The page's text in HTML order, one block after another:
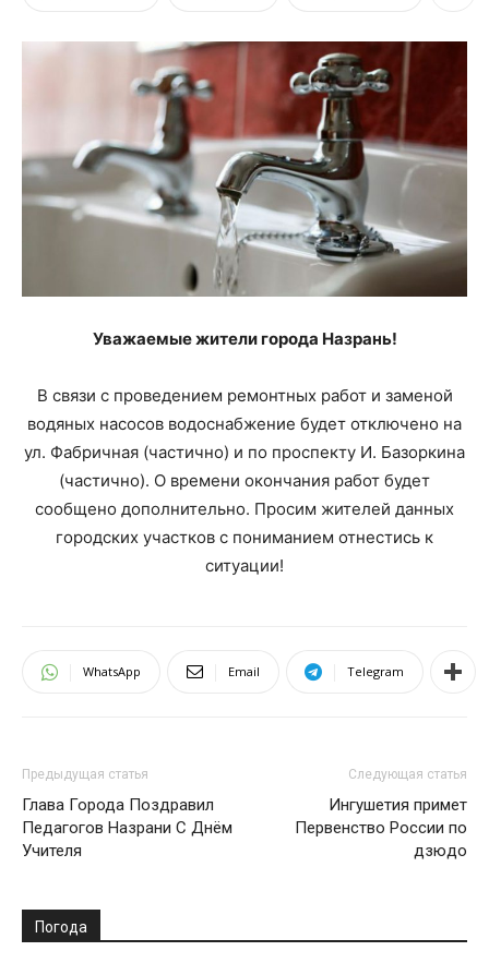
Уважаемые жители города Назрань!
В связи с проведением ремонтных работ и заменой
водяных насосов водоснабжение будет отключено на
ул. Фабричная (частично) и по проспекту И. Базоркина
(частично). О времени окончания работ будет
сообщено дополнительно. Просим жителей данных
городских участков с пониманием отнестись к
ситуации!
WhatsApp Email Telegram
Предыдущая статья
Глава Города Поздравил
Педагогов Назрани С Днём
Учителя
Следующая статья
Ингушетия примет
Первенство России по
дзюдо
Погода